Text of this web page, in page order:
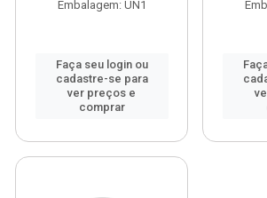
Embalagem: UN1
Faça seu login ou
cadastre-se para
ver preços e
comprar